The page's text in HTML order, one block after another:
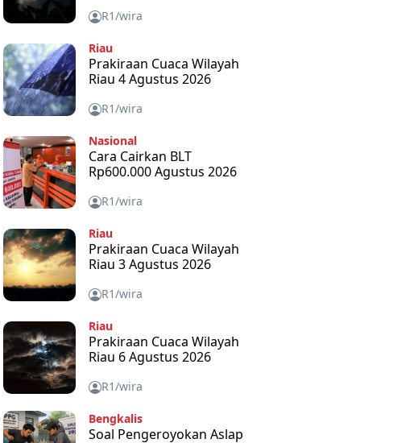
R1/wira
Riau
Prakiraan Cuaca Wilayah
Riau 4 Agustus 2026
R1/wira
Nasional
Cara Cairkan BLT
Rp600.000 Agustus 2026
R1/wira
Riau
Prakiraan Cuaca Wilayah
Riau 3 Agustus 2026
R1/wira
Riau
Prakiraan Cuaca Wilayah
Riau 6 Agustus 2026
R1/wira
Bengkalis
Soal Pengeroyokan Aslap